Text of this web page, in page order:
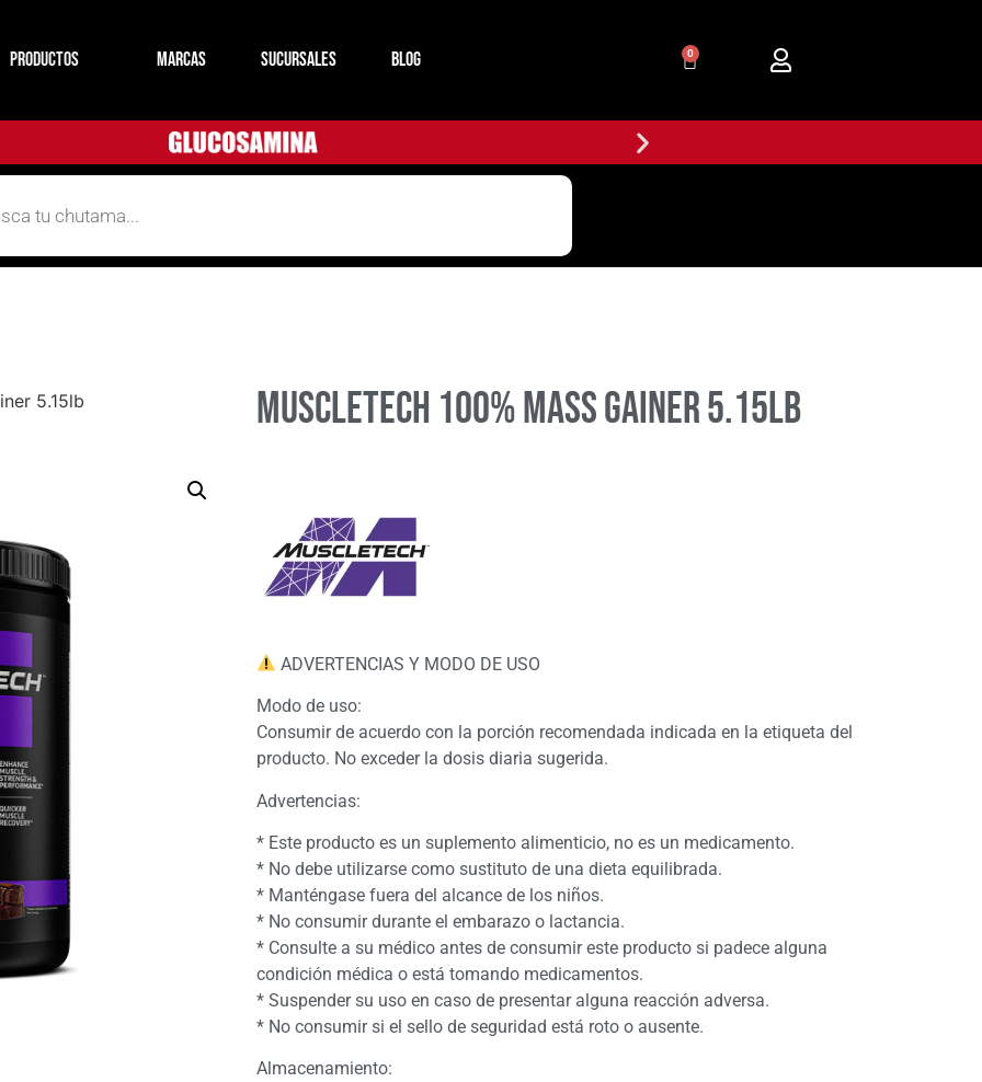
productos MARCAS SUCURSALES BLOG 0
5.15lb Muscletech 100% Mass Gainer 5.15lb
ADVERTENCIAS Y MODO DE USO
Modo de uso:
Consumir de acuerdo con la porción recomendada indicada en la etiqueta del
producto. No exceder la dosis diaria sugerida.
Advertencias:
* Este producto es un suplemento alimenticio, no es un medicamento.
* No debe utilizarse como sustituto de una dieta equilibrada.
* Manténgase fuera del alcance de los niños.
* No consumir durante el embarazo o lactancia.
* Consulte a su médico antes de consumir este producto si padece alguna
condición médica o está tomando medicamentos.
* Suspender su uso en caso de presentar alguna reacción adversa.
* No consumir si el sello de seguridad está roto o ausente.
Almacenamiento: